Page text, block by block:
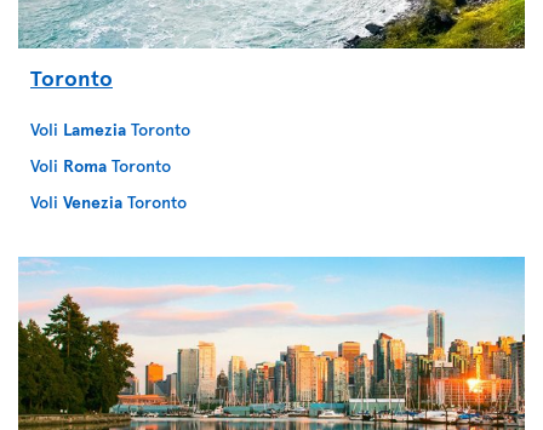
Toronto
Voli Lamezia Toronto
Voli Roma Toronto
Voli Venezia Toronto